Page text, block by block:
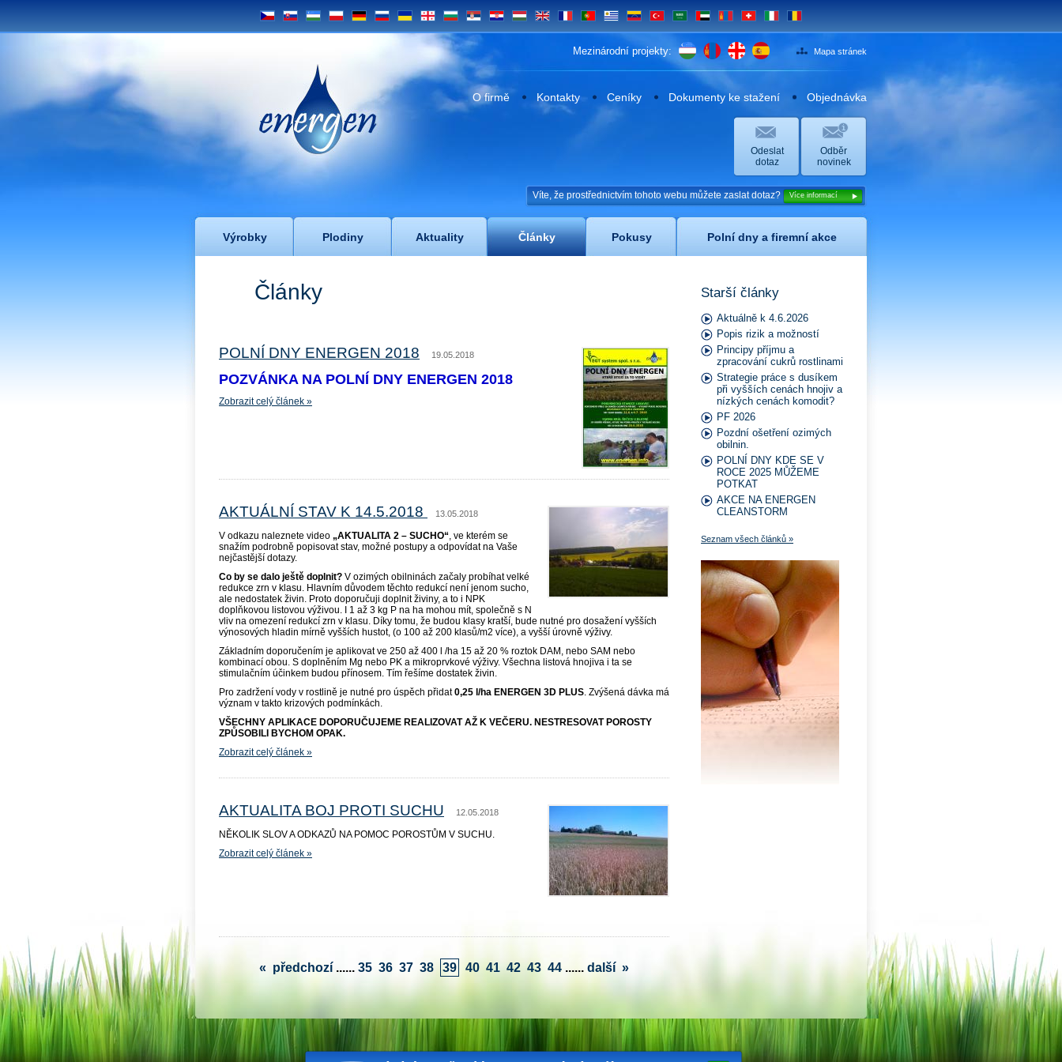
CS SK UZ PL DE RU UA GE BG SRB HR HU EN PT UY VE TR SA UAE MN CH
Energen
Mezinárodní projekty: Mapa stránek
O firmě Kontakty Ceníky Dokumenty ke stažení Objednávka
Odeslat
dotaz
Odběr
novinek
Víte, že prostřednictvím tohoto webu můžete zaslat dotaz? Více informací
Výrobky Plodiny Aktuality Články Pokusy Polní dny a firemní akce
Starší články
Aktuálně k 4.6.2026
Popis rizik a možností
Principy příjmu a
zpracování cukrů rostlinami
Strategie práce s dusíkem
při vyšších cenách hnojiv a
nízkých cenách komodit?
PF 2026
Pozdní ošetření ozimých
obilnin.
POLNÍ DNY KDE SE V
ROCE 2025 MŮŽEME
POTKAT
AKCE NA ENERGEN
CLEANSTORM
Seznam všech článků »
Články
POLNÍ DNY ENERGEN 2018 19.05.2018
POZVÁNKA NA POLNÍ DNY ENERGEN 2018
Zobrazit celý článek »
AKTUÁLNÍ STAV K 14.5.2018 13.05.2018
V odkazu naleznete video „AKTUALITA 2 – SUCHO“, ve kterém se
snažím podrobně popisovat stav, možné postupy a odpovídat na Vaše
nejčastější dotazy.
Co by se dalo ještě doplnit? V ozimých obilninách začaly probíhat velké
redukce zrn v klasu. Hlavním důvodem těchto redukcí není jenom sucho,
ale nedostatek živin. Proto doporučuji doplnit živiny, a to i NPK
doplňkovou listovou výživou. I 1 až 3 kg P na ha mohou mít, společně s N
vliv na omezení redukcí zrn v klasu. Díky tomu, že budou klasy kratší, bude nutné pro dosažení vyšších
výnosových hladin mírně vyšších hustot, (o 100 až 200 klasů/m2 více), a vyšší úrovně výživy.
Základním doporučením je aplikovat ve 250 až 400 l /ha 15 až 20 % roztok DAM, nebo SAM nebo
kombinací obou. S doplněním Mg nebo PK a mikroprvkové výživy. Všechna listová hnojiva i ta se
stimulačním účinkem budou přínosem. Tím řešíme dostatek živin.
Pro zadržení vody v rostlině je nutné pro úspěch přidat0,25 l/ha ENERGEN 3D PLUS. Zvýšená dávka má
význam v takto krizových podmínkách.
VŠECHNY APLIKACE DOPORUČUJEME REALIZOVAT AŽ K VEČERU. NESTRESOVAT POROSTY
ZPŮSOBILI BYCHOM OPAK.
Zobrazit celý článek »
AKTUALITA BOJ PROTI SUCHU 12.05.2018
NĚKOLIK SLOV A ODKAZŮ NA POMOC POROSTŮM V SUCHU.
Zobrazit celý článek »
« předchozí ...... 35 36 37 38 39 40 41 42 43 44 ...... další »